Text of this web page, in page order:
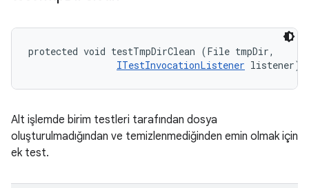
protected void testTmpDirClean (File tmpDir,
ITestInvocationListener listener)
Alt işlemde birim testleri tarafından dosya
oluşturulmadığından ve temizlenmediğinden emin olmak için
ek test.